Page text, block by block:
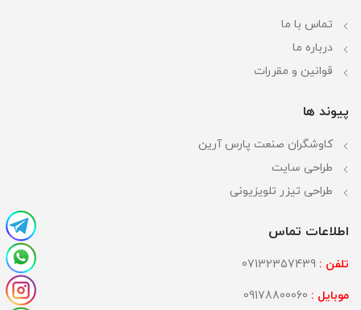
تماس با ما
درباره ما
قوانین و مقررات
پیوند ها
کاوشگران صنعت پارس آرین
طراحی سایت
طراحی تیزر تلویزیونی
اطلاعات تماس
تلفن :
موبایل :